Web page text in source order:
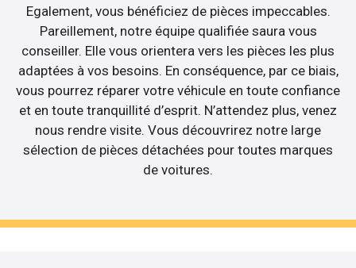
Egalement, vous bénéficiez de pièces impeccables.
Pareillement, notre équipe qualifiée saura vous
conseiller. Elle vous orientera vers les pièces les plus
adaptées à vos besoins. En conséquence, par ce biais,
vous pourrez réparer votre véhicule en toute confiance
et en toute tranquillité d’esprit. N’attendez plus, venez
nous rendre visite. Vous découvrirez notre large
sélection de pièces détachées pour toutes marques
de voitures.